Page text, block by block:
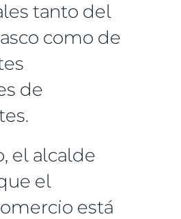
tanto del
como de
de
el alcalde
el
está